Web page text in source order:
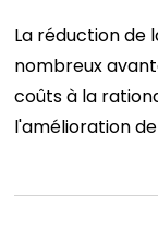
La réduction de
nombreux
coûts à la
l'amélioration